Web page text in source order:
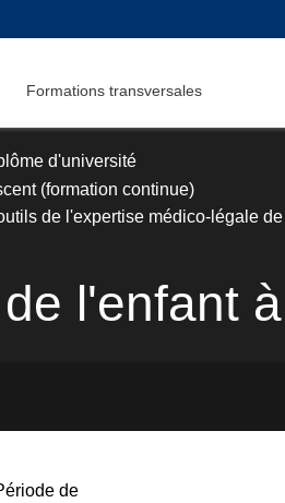
Formations transversales
d'université
(formation continue)
de l'expertise médico-légale de
l'enfant
de